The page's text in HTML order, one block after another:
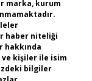
marka, kurum
haber niteliği
hakkında
ve kişiler ile isim
bilgiler